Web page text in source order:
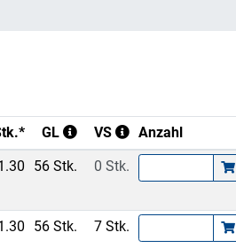
GL VS Anzahl
56 Stk. 0 Stk.
56 Stk. 7 Stk.